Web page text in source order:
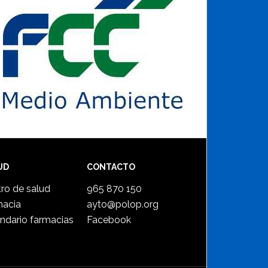
de salud
farmacias
CONTACTO
965 870 150
ayto@polop.org
Facebook